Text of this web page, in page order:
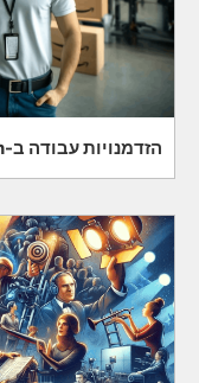
הזדמנויות עבודה ב-Amazon: למדו כיצד להגיש בקשה